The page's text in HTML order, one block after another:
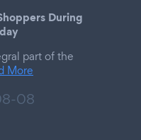
During
part of the
More
08